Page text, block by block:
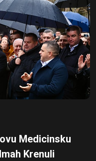
Medicinsku
Krenuli